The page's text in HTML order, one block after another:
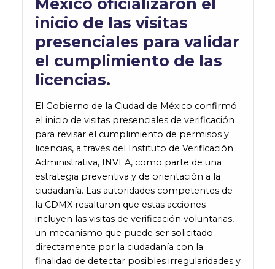
México oficializaron el
inicio de las visitas
presenciales para validar
el cumplimiento de las
licencias.
El Gobierno de la Ciudad de México confirmó
el inicio de visitas presenciales de verificación
para revisar el cumplimiento de permisos y
licencias, a través del Instituto de Verificación
Administrativa, INVEA, como parte de una
estrategia preventiva y de orientación a la
ciudadanía. Las autoridades competentes de
la CDMX resaltaron que estas acciones
incluyen las visitas de verificación voluntarias,
un mecanismo que puede ser solicitado
directamente por la ciudadanía con la
finalidad de detectar posibles irregularidades y